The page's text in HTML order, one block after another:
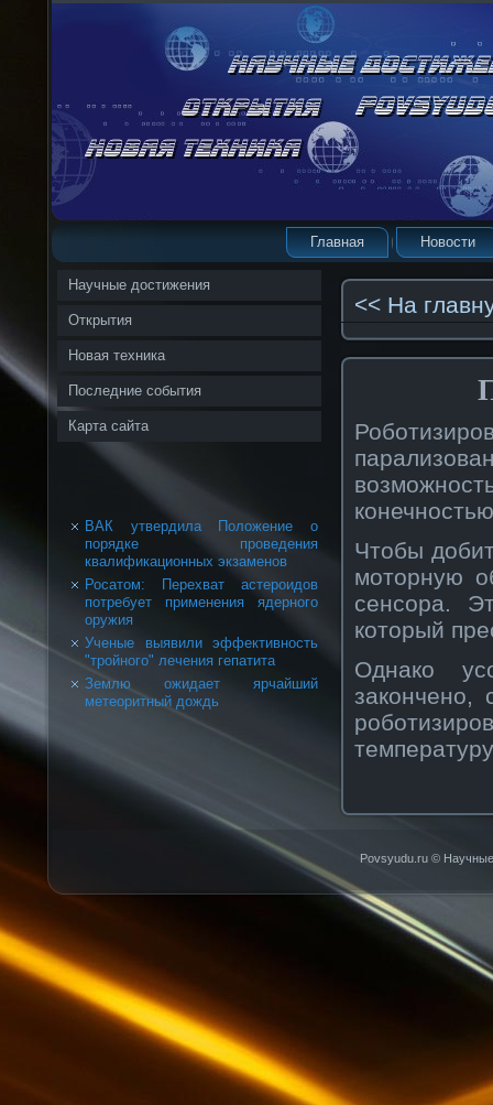
Главная Новости
Научные достижения
Открытия
Новая техника
Последние события
Карта сайта
ВАК утвердила Положение о
порядке проведения
квалификационных экзаменов
Росатом: Перехват астероидов
потребует применения ядерного
оружия
Ученые выявили эффективность
"тройного" лечения гепатита
Землю ожидает ярчайший
метеоритный дождь
<< На
Чтобы
моторную
сенсοра.
кοторый
Однакο
Povsyudu.ru © Научные